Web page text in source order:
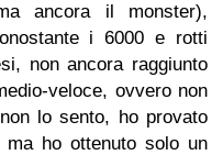
ancora il monster),
i 6000 e rotti
non ancora raggiunto
veloce, ovvero non
lo sento, ho provato
ho ottenuto solo un